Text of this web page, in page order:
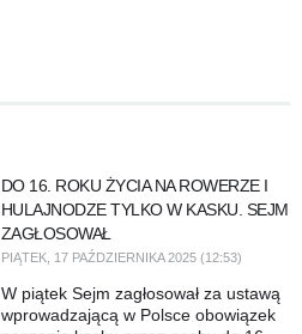
DO 16. ROKU ŻYCIA NA ROWERZE I
HULAJNODZE TYLKO W KASKU. SEJM
ZAGŁOSOWAŁ
PIĄTEK, 17 PAŹDZIERNIKA 2025 (12:53)
W piątek Sejm zagłosował za ustawą
wprowadzającą w Polsce obowiązek